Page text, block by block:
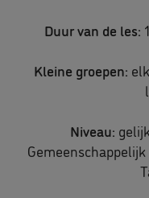
Duur van de les:
Kleine groepen:
Niveau: